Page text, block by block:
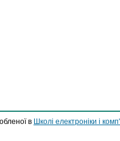
в Школі електроніки і